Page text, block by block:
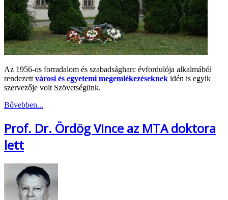
Az 1956-os forradalom és szabadságharc évfordulója alkalmából
rendezettvárosi és egyetemi megemlékezéseknek idén is egyik
szervezője volt Szövetségünk.
Bővebben...
Prof. Dr. Ördög Vince az MTA doktora
lett